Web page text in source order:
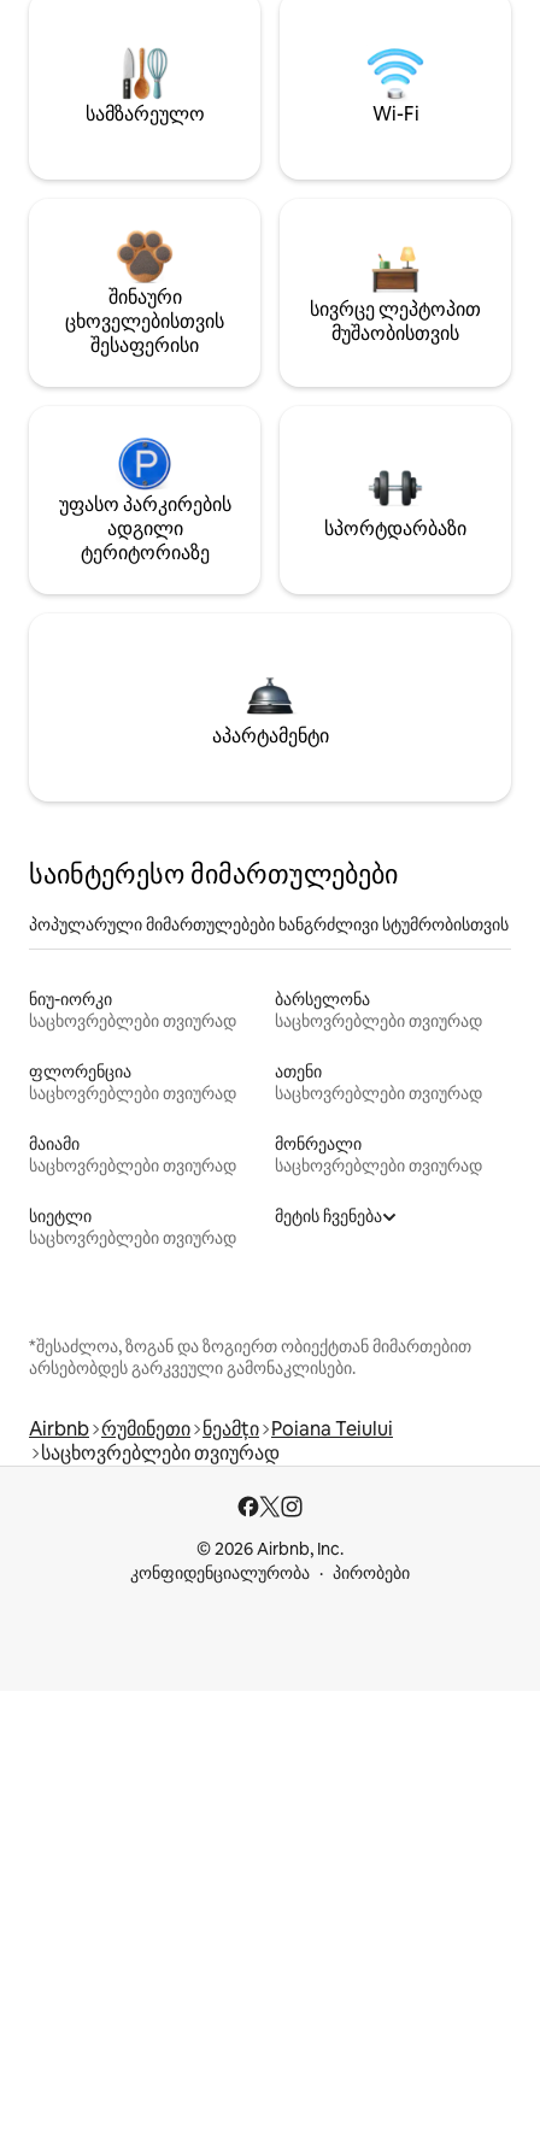
სამზარეულო Wi-Fi
შინაური
ცხოველებისთვის
შესაფერისი
სივრცე ლეპტოპით
მუშაობისთვის
უფასო პარკირების
ადგილი
ტერიტორიაზე
სპორტდარბაზი
აპარტამენტი
საინტერესო მიმართულებები
პოპულარული მიმართულებები ხანგრძლივი სტუმრობისთვის
ნიუ-იორკი
საცხოვრებლები თვიურად
ბარსელონა
საცხოვრებლები თვიურად
ფლორენცია
საცხოვრებლები თვიურად
ათენი
საცხოვრებლები თვიურად
მაიამი
საცხოვრებლები თვიურად
მონრეალი
საცხოვრებლები თვიურად
სიეტლი
საცხოვრებლები თვიურად
მეტის ჩვენება
*შესაძლოა, ზოგან და ზოგიერთ ობიექტთან მიმართებით
არსებობდეს გარკვეული გამონაკლისები.
Airbnb რუმინეთი ნეამțი Poiana Teiului
საცხოვრებლები თვიურად
© 2026 Airbnb, Inc.
კონფიდენციალურობა
პირობები